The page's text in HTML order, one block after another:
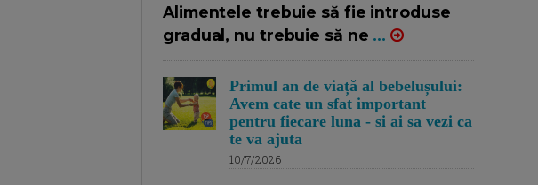
Alimentele trebuie să fie introduse
gradual, nu trebuie să ne ...
Primul an de viață al bebelușului:
Avem cate un sfat important
pentru fiecare luna - si ai sa vezi ca
te va ajuta
10/7/2026